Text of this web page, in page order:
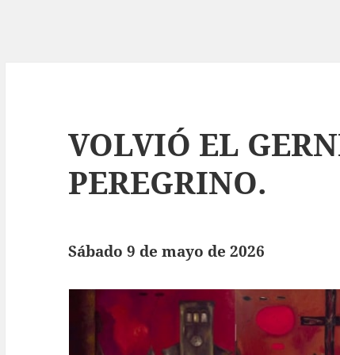
VOLVIÓ EL
PEREGRINO.
Sábado 9 de mayo de 2026